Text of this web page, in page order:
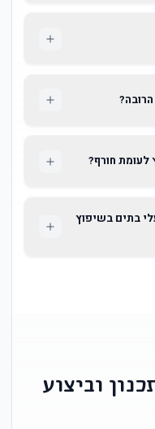
לעומת חורף?
בתים בשיפוץ
וביצוע